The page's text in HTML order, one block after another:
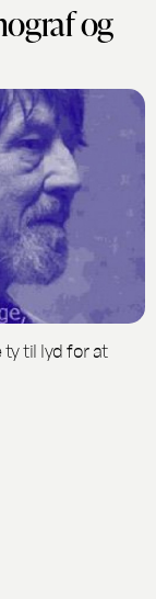
og
til lyd for at